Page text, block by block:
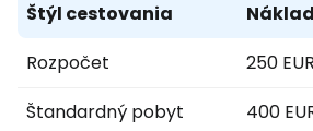
Štýl cestovania
Rozpočet
250
Štandardný pobyt
400